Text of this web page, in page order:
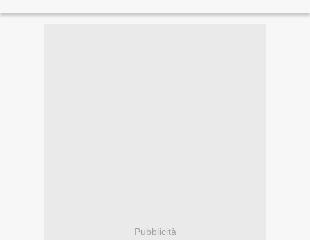
Pubblicità